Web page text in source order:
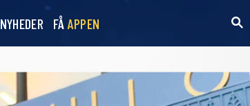
NYHEDER FÅ APPEN